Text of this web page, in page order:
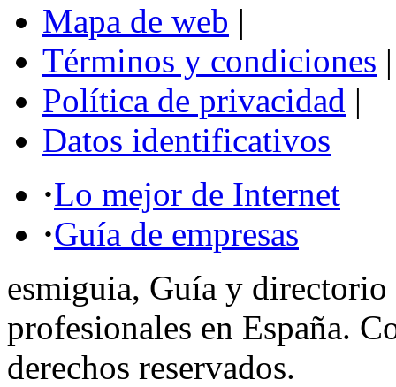
Mapa de web |
Términos y condiciones |
Política de privacidad |
Datos identificativos
·Lo mejor de Internet
·Guía de empresas
esmiguia, Guía y directorio
profesionales en España.
derechos reservados.